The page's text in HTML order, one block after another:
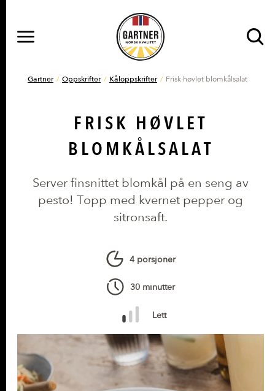
DU ER HER
Gartner Oppskrifter Kåloppskrifter Frisk høvlet blomkålsalat
FRISK HØVLET
BLOMKÅLSALAT
Server finsnittet blomkål på en seng av
pesto! Topp med kvernet pepper og
sitronsaft.
4 porsjoner
30 minutter
Lett